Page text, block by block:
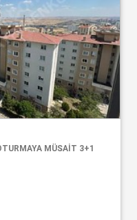
MÜSAİT 3+1